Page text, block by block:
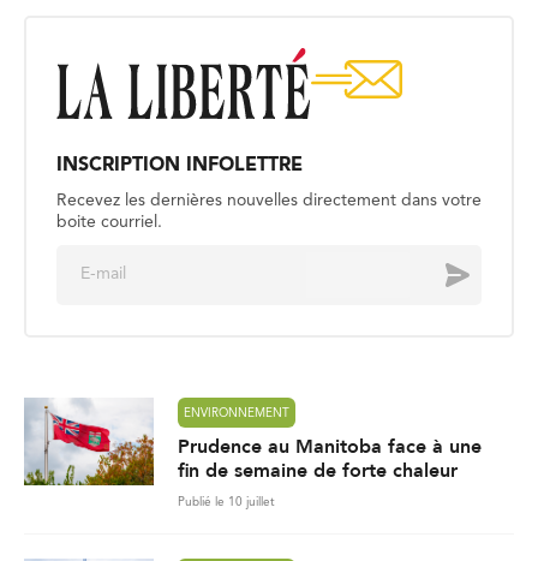
INSCRIPTION INFOLETTRE
Recevez les dernières nouvelles directement dans votre
boite courriel.
Envoyer
ENVIRONNEMENT
Prudence au Manitoba face à une
fin de semaine de forte chaleur
Publié le 10 juillet